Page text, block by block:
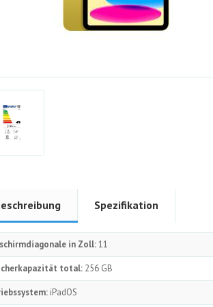
Spezifikation
in Zoll:11
total: 256 GB
iPadOS